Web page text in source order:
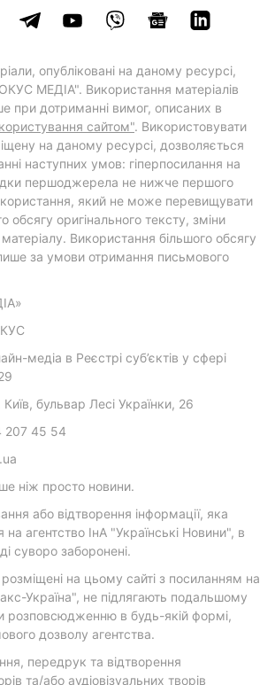
опубліковані на даному ресурсі,
МЕДІА". Використання матеріалів
при дотриманні вимог, описаних в
сайтом". Використовувати
на даному ресурсі, дозволяється
наступних умов: гіперпосилання на
першоджерела не нижче першого
який не може перевищувати
обсягу оригінального тексту, зміни
Використання більшого обсягу
за умови отримання письмового
медіа в Реєстрі суб’єктів у сфері
бульвар Лесі Українки, 26
207 45 54
ніж просто новини.
або відтворення інформації, яка
на агентство ІнА "Українські Новини", в
суворо заборонені.
розміщені на цьому сайті з посиланням на
Україна", не підлягають подальшому
розповсюдженню в будь-якій формі,
дозволу агентства.
передрук та відтворення
та/або аудіовізуальних творів